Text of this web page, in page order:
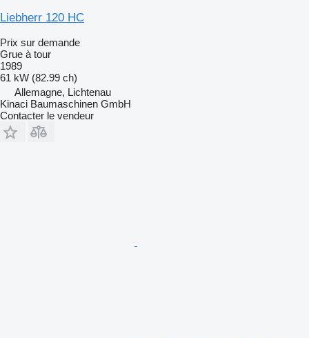
Liebherr 120 HC
Prix sur demande
Grue à tour
1989
61 kW (82.99 ch)
Allemagne, Lichtenau
Kinaci Baumaschinen GmbH
Contacter le vendeur